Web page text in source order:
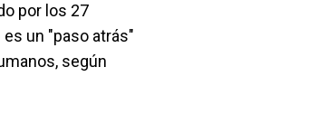
por los 27
es un "paso atrás"
según